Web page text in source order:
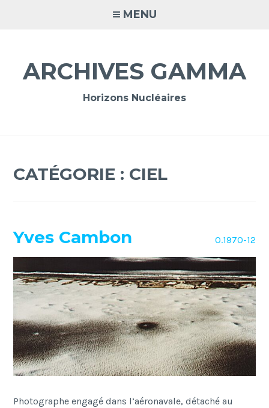
MENU
ARCHIVES GAMMA
Horizons Nucléaires
CATÉGORIE : CIEL
Yves Cambon O.1970-12
Photographe engagé dans l’aéronavale, détaché au